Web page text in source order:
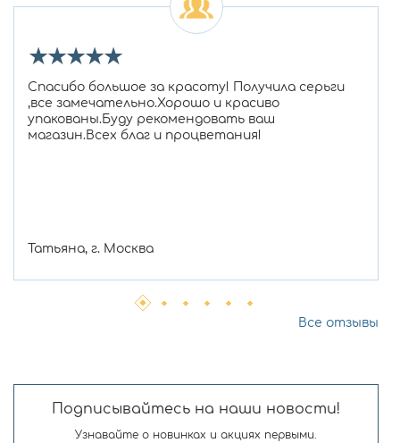
★★★★★
Спасибо большое за красоту! Получила серьги
,все замечательно.Хорошо и красиво
упакованы.Буду рекомендовать ваш
магазин.Всех благ и процветания!
Татьяна, г. Москва
Все отзывы
Подписывайтесь на наши новости!
Узнавайте о новинках и акциях первыми.